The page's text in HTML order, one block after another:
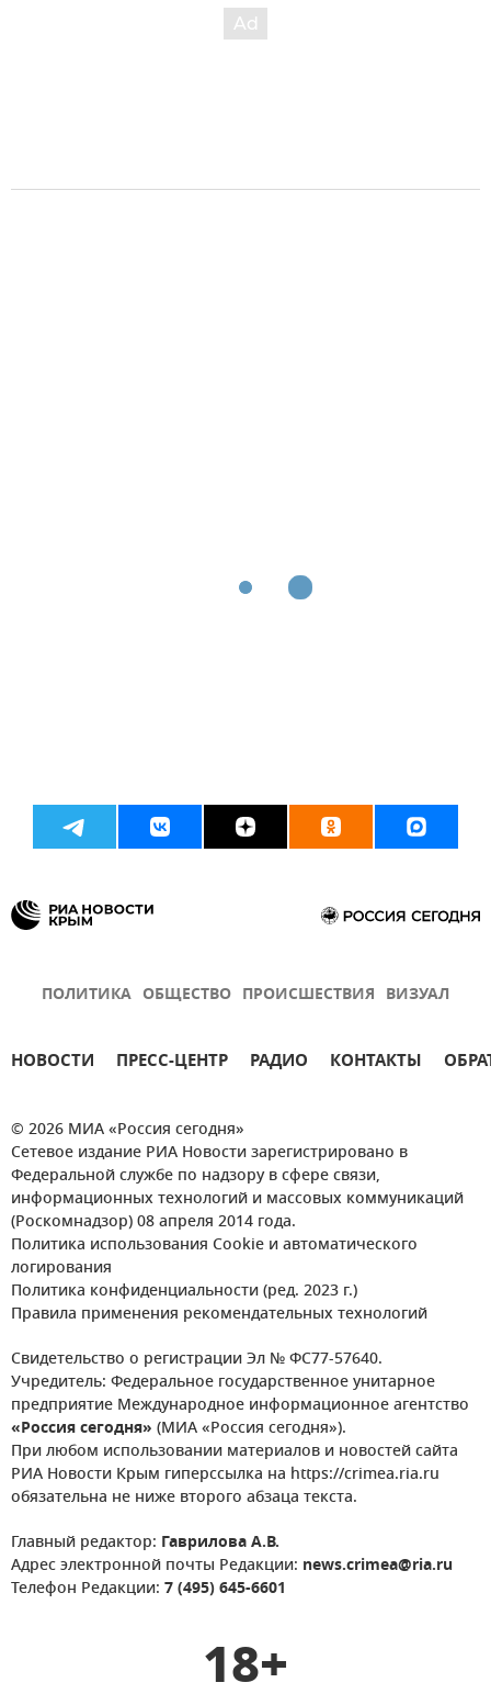
ПОЛИТИКА ОБЩЕСТВО ПРОИСШЕСТВИЯ ВИЗУАЛ
НОВОСТИ ПРЕСС-ЦЕНТР РАДИО КОНТАКТЫ
© 2026 МИА «Россия сегодня»
Сетевое издание РИА Новости зарегистрировано в
Федеральной службе по надзору в сфере связи,
информационных технологий и массовых коммуникаций
(Роскомнадзор) 08 апреля 2014 года.
Политика использования Cookie и автоматического
логирования
Политика конфиденциальности (ред. 2023 г.)
Правила применения рекомендательных технологий
Свидетельство о регистрации Эл № ФС77-57640.
Учредитель: Федеральное государственное унитарное
предприятие Международное информационное агентство
«Россия сегодня» (МИА «Россия сегодня»).
При любом использовании материалов и новостей сайта
РИА Новости Крым гиперссылка на https://crimea.ria.ru
обязательна не ниже второго абзаца текста.
Главный редактор: Гаврилова А.В.
Адрес электронной почты Редакции: news.crimea@ria.ru
Телефон Редакции: 7 (495) 645-6601
18+